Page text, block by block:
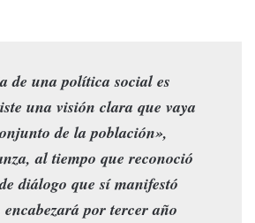
de una política social es
una visión clara que vaya
de la población»,
al tiempo que reconoció
diálogo que sí manifestó
por tercer año